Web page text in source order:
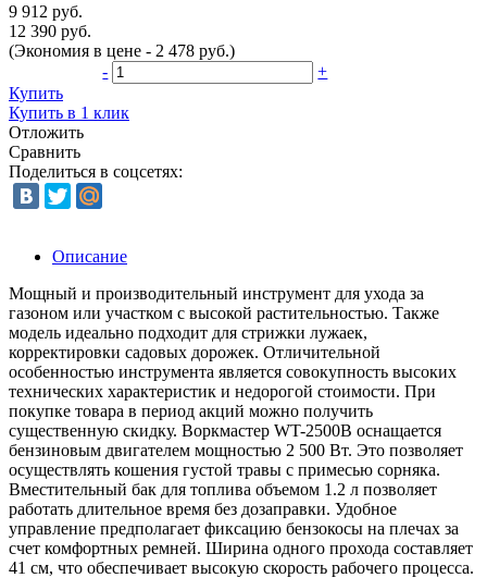
9 912 руб.
12 390 руб.
(Экономия в цене - 2 478 руб.)
-
+
Купить
Купить в 1 клик
Отложить
Сравнить
Поделиться в соцсетях:
Описание
Мощный и производительный инструмент для ухода за
газоном или участком с высокой растительностью. Также
модель идеально подходит для стрижки лужаек,
корректировки садовых дорожек. Отличительной
особенностью инструмента является совокупность высоких
технических характеристик и недорогой стоимости. При
покупке товара в период акций можно получить
существенную скидку. Воркмастер WT-2500B оснащается
бензиновым двигателем мощностью 2 500 Вт. Это позволяет
осуществлять кошения густой травы с примесью сорняка.
Вместительный бак для топлива объемом 1.2 л позволяет
работать длительное время без дозаправки. Удобное
управление предполагает фиксацию бензокосы на плечах за
счет комфортных ремней. Ширина одного прохода составляет
41 см, что обеспечивает высокую скорость рабочего процесса.